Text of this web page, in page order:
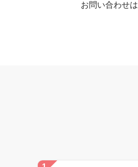
お問い合わせは